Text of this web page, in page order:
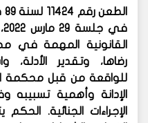
القانونية المهمة في
رضاها، وتقدير الأدلة،
للواقعة من قبل محكمة
الإجراءات الجنائية.